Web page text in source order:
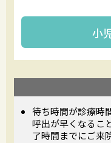
小
待ち時間が診療時
呼出が早くなるこ
了時間までにご来